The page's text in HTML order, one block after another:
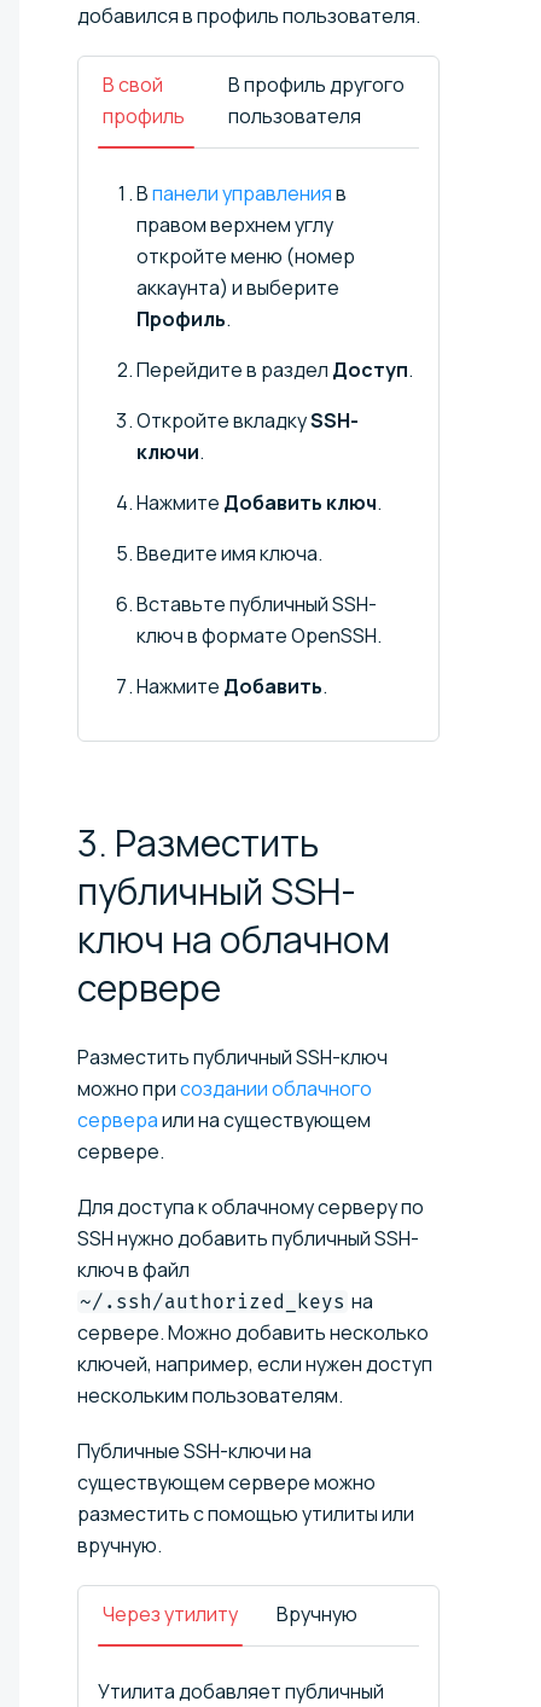
добавился в профиль пользователя.
В свой
профиль
В профиль другого
пользователя
Впанели управленияв
правом верхнем углу
откройте меню (номер
аккаунта) и выберите
Профиль.
Перейдите в раздел Доступ.
Откройте вкладкуSSH-
ключи.
Нажмите Добавить ключ.
Введите имя ключа.
Вставьте публичный SSH-
ключ в формате OpenSSH.
Нажмите Добавить.
3. Разместить
публичный SSH-
ключ на облачном
сервере
Разместить публичный SSH-ключ
можно присоздании облачного
сервераили на существующем
сервере.
Для доступа к облачному серверу по
SSH нужно добавить публичный SSH-
ключ в файл
~/.ssh/authorized_keys на
сервере. Можно добавить несколько
ключей, например, если нужен доступ
нескольким пользователям.
Публичные SSH-ключи на
существующем сервере можно
разместить с помощью утилиты или
вручную.
Через утилиту Вручную
Утилита добавляет публичный